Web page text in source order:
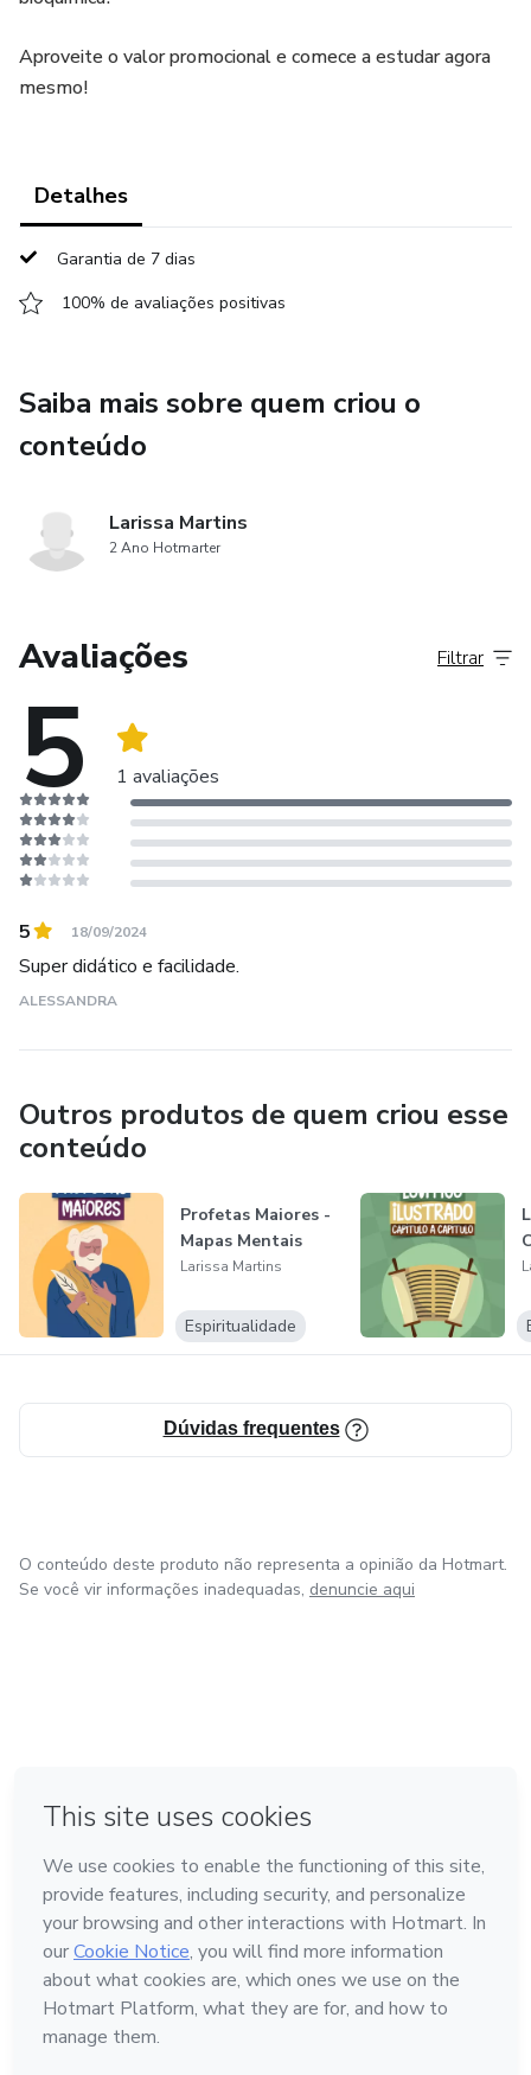
Aproveite o valor promocional e comece a estudar agora
mesmo!
Detalhes
Garantia de 7 dias
100% de avaliações positivas
Saiba mais sobre quem criou o
conteúdo
Larissa Martins
2 Ano Hotmarter
Avaliações
5 1 avaliações
Filtrar
5 18/09/2024
Super didático e facilidade.
ALESSANDRA
Outros produtos de quem criou esse
conteúdo
Profetas Maiores -
Mapas Mentais
Larissa Martins
Espiritualidade
Dúvidas frequentes
O conteúdo deste produto não representa a opinião da Hotmart.
Se você vir informações inadequadas, denuncie aqui
Feito com ❤ em Bogotá
Conheça a Hotmart
Idioma
Português